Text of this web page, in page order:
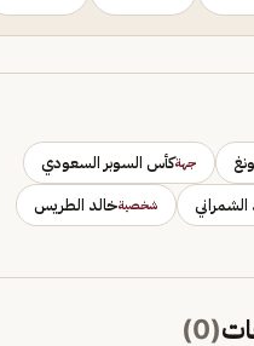
جهةكأس السوبر السعودي
شخصيةخالد الطريس
(
0
)